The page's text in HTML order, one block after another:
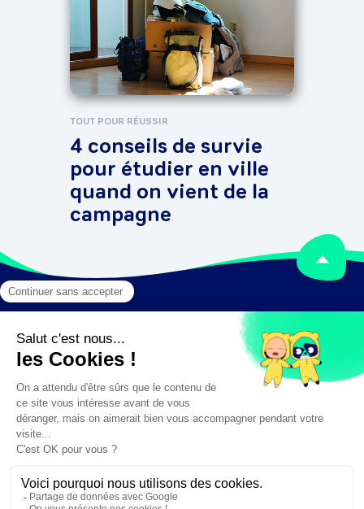
TOUT POUR RÉUSSIR
4 conseils de survie
pour étudier en ville
quand on vient de la
campagne
Mentions légales